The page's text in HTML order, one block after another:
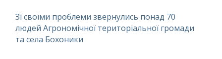
Зі своїми проблеми звернулись понад 70
людей Агрономічної територіальної громади
та села Бохоники